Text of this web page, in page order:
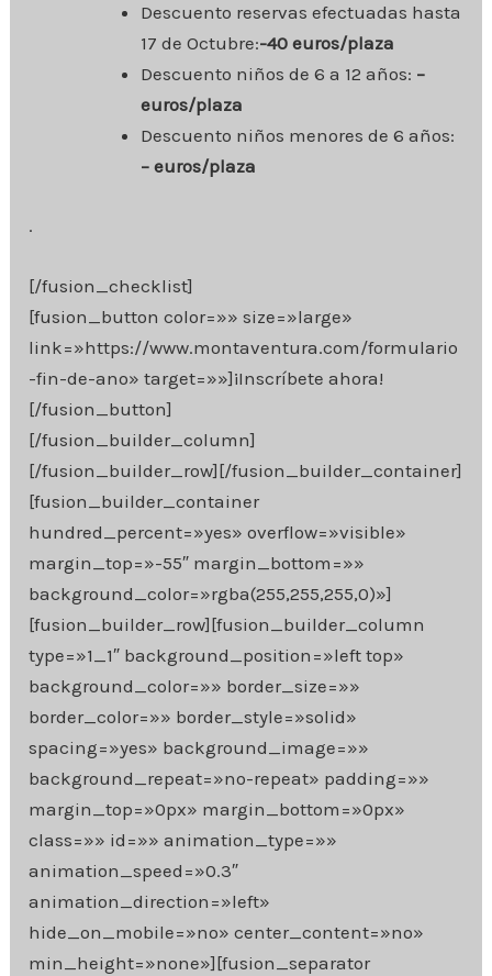
Descuento reservas efectuadas hasta
17 de Octubre:-40 euros/plaza
Descuento niños de 6 a 12 años: –
euros/plaza
Descuento niños menores de 6 años:
– euros/plaza
.
[/fusion_checklist]
[fusion_button color=»» size=»large»
link=»https://www.montaventura.com/formulario
-fin-de-ano» target=»»]¡Inscríbete ahora!
[/fusion_button]
[/fusion_builder_column]
[/fusion_builder_row][/fusion_builder_container]
[fusion_builder_container
hundred_percent=»yes» overflow=»visible»
margin_top=»-55″ margin_bottom=»»
background_color=»rgba(255,255,255,0)»]
[fusion_builder_row][fusion_builder_column
type=»1_1″ background_position=»left top»
background_color=»» border_size=»»
border_color=»» border_style=»solid»
spacing=»yes» background_image=»»
background_repeat=»no-repeat» padding=»»
margin_top=»0px» margin_bottom=»0px»
class=»» id=»» animation_type=»»
animation_speed=»0.3″
animation_direction=»left»
hide_on_mobile=»no» center_content=»no»
min_height=»none»][fusion_separator